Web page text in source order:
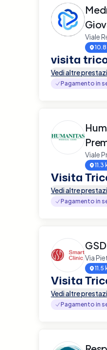
Viale
visita
Vedi altre
Pagamento in
Viale
11.3
Visita
Vedi altre
Pagamento in
Via
11.5
Visita
Vedi altre
Pagamento in